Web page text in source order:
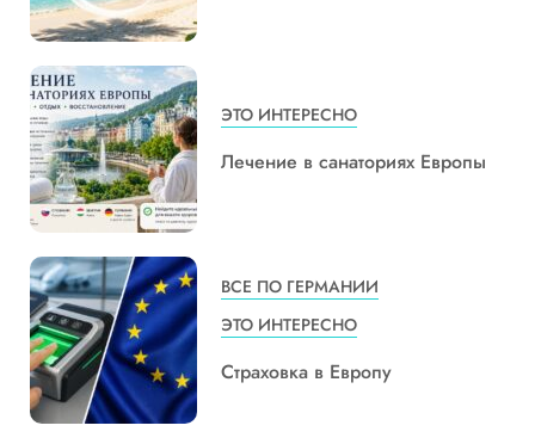
ЭТО ИНТЕРЕСНО
Лечение в санаториях Европы
ВСЕ ПО ГЕРМАНИИ
ЭТО ИНТЕРЕСНО
Страховка в Европу